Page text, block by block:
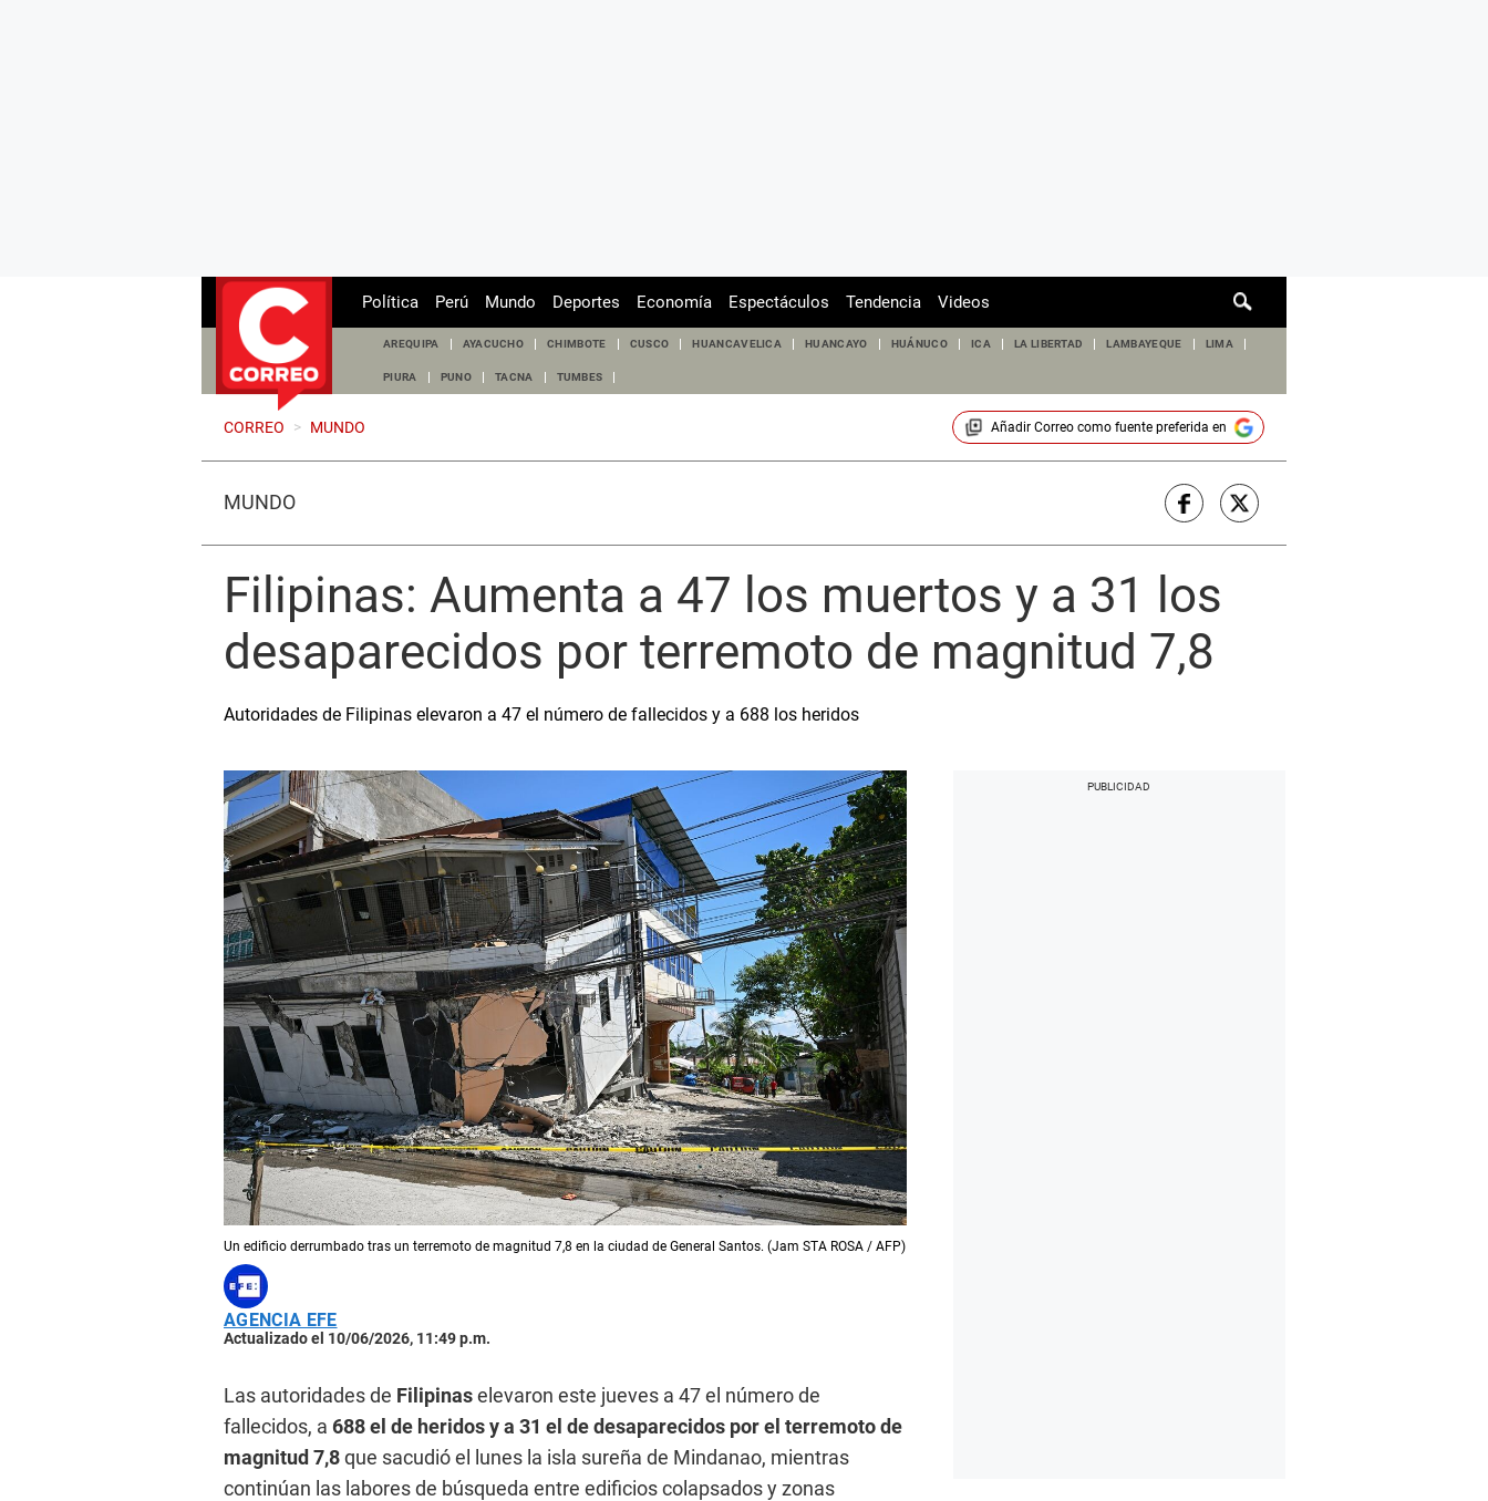
de
Política Perú Mundo Deportes Economía Espectáculos Tendencia Videos
AREQUIPA AYACUCHO CHIMBOTE CUSCO HUANCAVELICA HUANCAYO HUÁNUCO ICA LA LIBERTAD LAMBAYEQUE LIMA
PIURA PUNO TACNA TUMBES
CORREO > MUNDO Añadir Correocomo fuente preferida en
MUNDO
Filipinas: Aumenta a 47 los muertos y a 31 los
desaparecidos por terremoto de magnitud 7,8
Autoridades de Filipinas elevaron a 47 el número de fallecidos y a 688 los heridos
Un edificio derrumbado tras un terremoto de magnitud 7,8 en la ciudad de General Santos. (Jam STA ROSA / AFP)
AGENCIA EFE
Actualizado el 10/06/2026, 11:49 p.m.
Las autoridades de Filipinaselevaron este jueves a 47 el número de
fallecidos, a 688 el de heridos y a 31 el de desaparecidos por el terremoto de
magnitud 7,8que sacudió el lunes la isla sureña de Mindanao, mientras
continúan las labores de búsqueda entre edificios colapsados y zonas